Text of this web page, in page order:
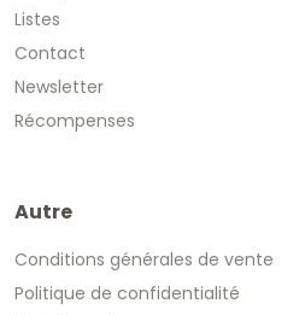
Listes
Contact
Newsletter
Récompenses
Autre
Conditions générales de vente
Politique de confidentialité